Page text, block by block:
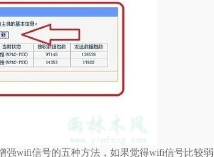
强wifi信号的五种方法，如果觉得wifi信号比较弱